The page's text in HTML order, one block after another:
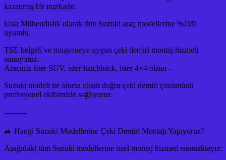
kazanmış bir markadır.
Usta Mühendislik olarak tüm Suzuki araç modellerine %100
uyumlu,
TSE belgeli ve muayeneye uygun çeki demiri montaj hizmeti
sunuyoruz.
Aracınız ister SUV, ister hatchback, ister 4×4 olsun –
Suzuki modeli ne olursa olsun doğru çeki demiri çözümünü
profesyonel ekibimizle sağlıyoruz.
⸻
🚙 Hangi Suzuki Modellerine Çeki Demiri Montajı Yapıyoruz?
Aşağıdaki tüm Suzuki modellerine özel montaj hizmeti sunmaktayız: